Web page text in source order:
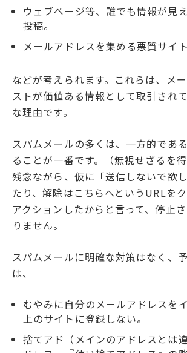
ウェブページ等、誰でも情報が見
投稿。
メールアドレスを集める悪質サイ
などが考えられます。これらは、メ
ストが価値ある情報として取引され
な理由です。
スパムメールの多くは、一方的であ
ることが一番です。（無視せざるを得
残念ながら、仮に「送信しないで欲
たり、解除はこちらへというURLを
アクションしたからと言って、停止
りません。
スパムメールに明確な対策はなく、
は、
むやみに自分のメールアドレスを
上のサイトに登録しない。
捨てアド（メインのアドレスとは